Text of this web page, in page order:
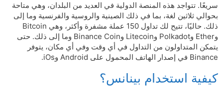
سريعًا. تتواجد هذه المنصة الدولية في العديد من البلدان، وهي متاحة
بحوالي ثلاثين لغة، بما في ذلك الصينية والروسية والفرنسية وما إلى
ذلك. حاليًا، تتيح لك تداول 150 عملة مشفرة وأكثر، وهي Bitcoin
وEther وPolkadot وLitecoin وBinance Coin وما إلى ذلك. حتى
يتمكن المتداولون من التداول في أي وقت وفي أي مكان، يتوفر
Binance في إصدار الهاتف المحمول على Android وiOs.
كيفية استخدام بينانس؟